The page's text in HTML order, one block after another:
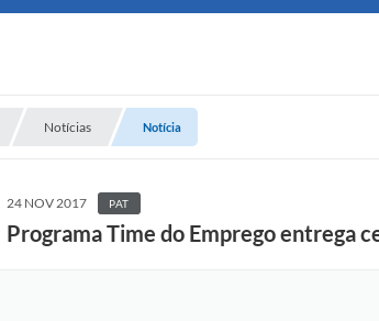
Notícias Notícia
24 NOV 2017 PAT
Programa Time do Emprego entrega